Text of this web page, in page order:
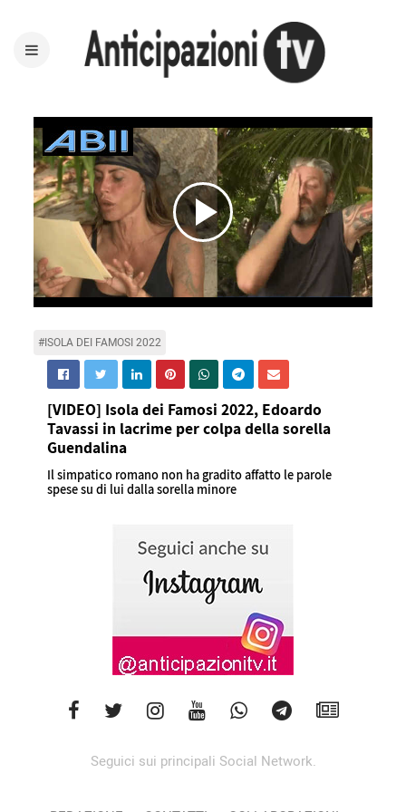
Play
Video
#ISOLA DEI FAMOSI 2022
[VIDEO] Isola dei Famosi 2022, Edoardo
Tavassi in lacrime per colpa della sorella
Guendalina
Il simpatico romano non ha gradito affatto le parole
spese su di lui dalla sorella minore
Seguici sui principali Social Network.